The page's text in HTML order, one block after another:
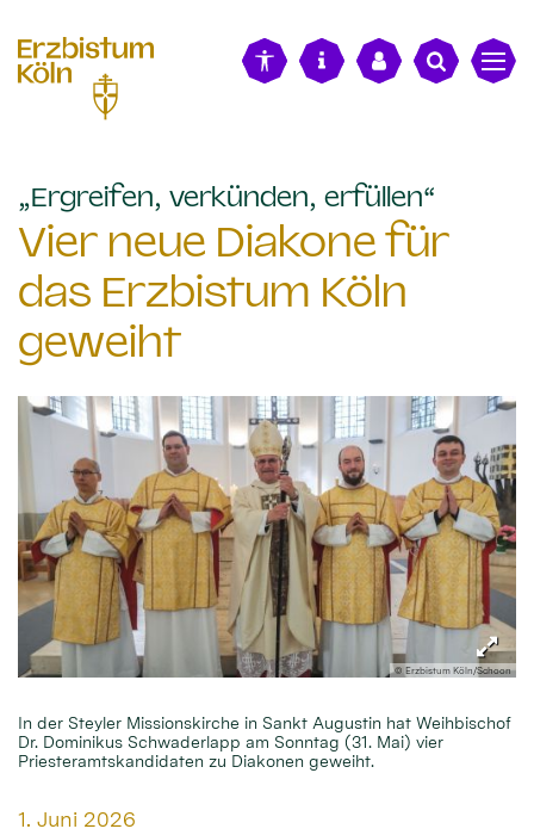
„Ergreifen, verkünden, erfüllen“
Vier neue Diakone für
das Erzbistum Köln
geweiht
© Erzbistum Köln/Schoon
In der Steyler Missionskirche in Sankt Augustin hat Weihbischof
Dr. Dominikus Schwaderlapp am Sonntag (31. Mai) vier
Priesteramtskandidaten zu Diakonen geweiht.
Datum:
1. Juni 2026